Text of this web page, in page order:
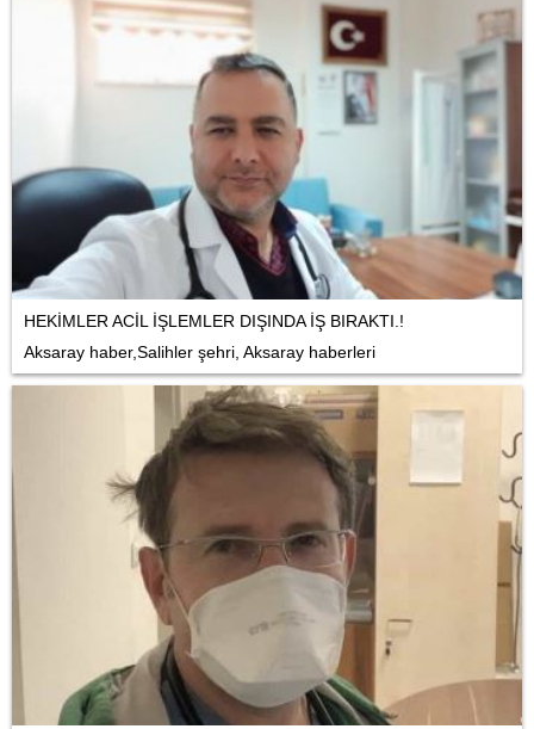
HEKİMLER ACİL İŞLEMLER DIŞINDA İŞ BIRAKTI.!
Aksaray haber,Salihler şehri, Aksaray haberleri